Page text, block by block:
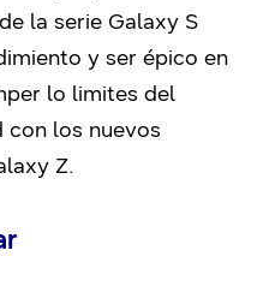
la serie Galaxy S
y ser épico en
lo limites del
los nuevos
Z.